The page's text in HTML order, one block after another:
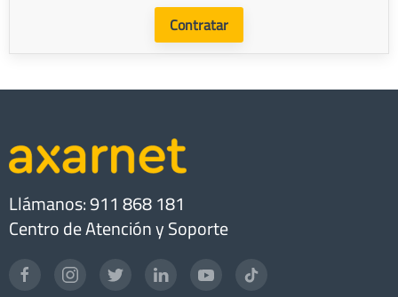
Contratar
Llámanos: 911 868 181
Centro de Atención y Soporte